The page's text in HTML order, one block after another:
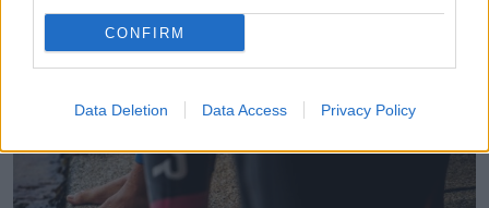
CONFIRM
Data Deletion Data Access Privacy Policy
João Fonte reforça equipa de futsal do FC Porto